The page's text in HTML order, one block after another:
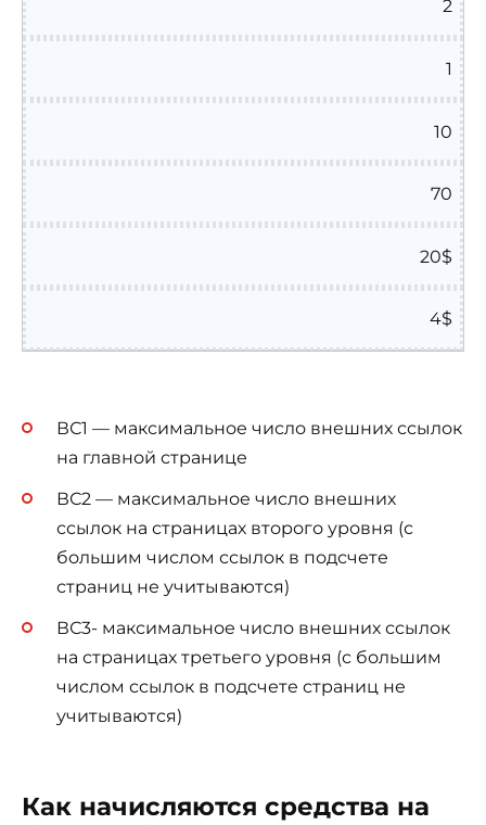
2
1
10
70
20$
4$
ВС1 — максимальное число внешних ссылок
на главной странице
ВС2 — максимальное число внешних
ссылок на страницах второго уровня (с
большим числом ссылок в подсчете
страниц не учитываются)
ВС3- максимальное число внешних ссылок
на страницах третьего уровня (с большим
числом ссылок в подсчете страниц не
учитываются)
Как начисляются средства на